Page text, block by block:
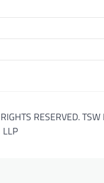
RESERVED.
LLP